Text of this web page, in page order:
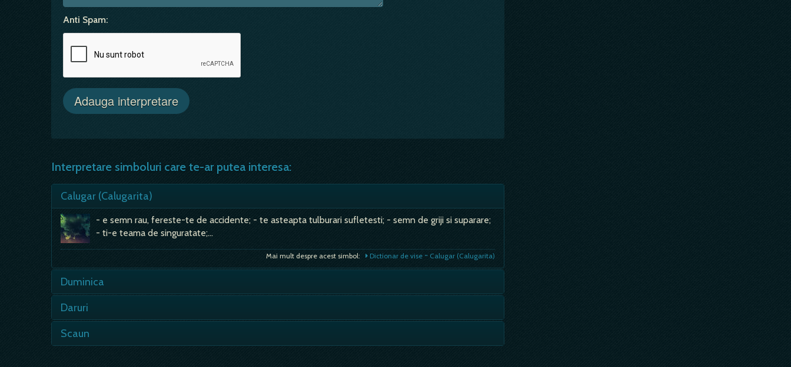
Anti Spam:
Interpretare simboluri care te-ar putea interesa:
Calugar (Calugarita)
- e semn rau, fereste-te de accidente; - te asteapta tulburari sufletesti; - semn de griji si suparare;
- ti-e teama de singuratate;…
Mai mult despre acest simbol: Dictionar de vise ~ Calugar (Calugarita)
Duminica
de petreceri, iar semnificatia…
Daruri
bine,…
Scaun